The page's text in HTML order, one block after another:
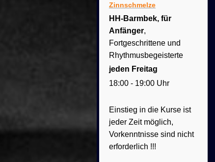
Zinnschmelze
HH-Barmbek, für
Anfänger,
Fortgeschrittene und
Rhythmusbegeisterte
jeden Freitag
18:00 - 19:00 Uhr
Einstieg in die Kurse ist
jeder Zeit möglich,
Vorkenntnisse sind nicht
erforderlich !!!